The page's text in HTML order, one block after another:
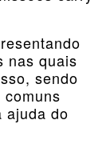
nas quais
sendo
ajuda do